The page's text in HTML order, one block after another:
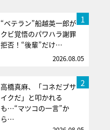
1
“ベテラン”船越英一郎が
クビ覚悟のパワハラ謝罪
拒否！“後輩”だけ…
2026.08.05
2
高橋真麻、「コネだブサ
イクだ」と叩かれる
も…“マツコの一言”か
ら…